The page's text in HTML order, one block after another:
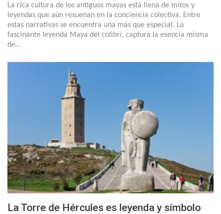
La rica cultura de los antiguos mayas está llena de mitos y
leyendas que aún resuenan en la conciencia colectiva. Entre
estas narrativas se encuentra una más que especial. La
fascinante leyenda Maya del colibrí, captura la esencia misma
de…
La Torre de Hércules es leyenda y símbolo